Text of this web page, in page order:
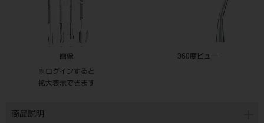
画像
※ログインすると
拡大表示できます
360度ビュー
商品説明